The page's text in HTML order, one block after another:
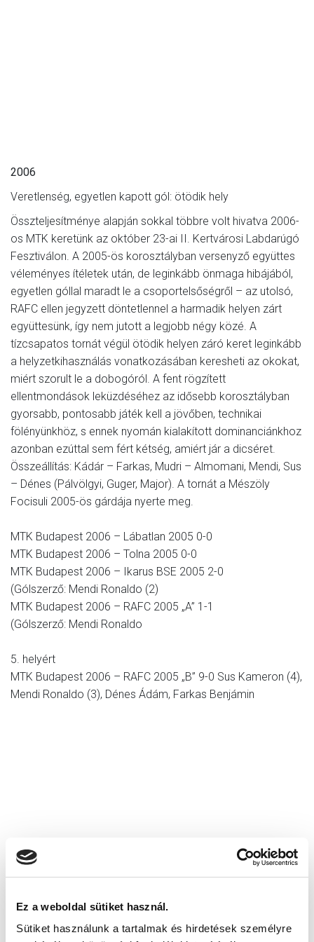
Ez a weboldal sütiket használ.
Sütiket használunk a tartalmak és hirdetések személyre
2006
Veretlenség, egyetlen kapott gól: ötödik hely
Összteljesítménye alapján sokkal többre volt hivatva 2006-
os MTK keretünk az október 23-ai II. Kertvárosi Labdarúgó
Fesztiválon. A 2005-ös korosztályban versenyző együttes
véleményes ítéletek után, de leginkább önmaga hibájából,
egyetlen góllal maradt le a csoportelsőségről – az utolsó,
RAFC ellen jegyzett döntetlennel a harmadik helyen zárt
együttesünk, így nem jutott a legjobb négy közé. A
tízcsapatos tornát végül ötödik helyen záró keret leginkább
a helyzetkihasználás vonatkozásában keresheti az okokat,
miért szorult le a dobogóról. A fent rögzített
ellentmondások leküzdéséhez az idősebb korosztályban
gyorsabb, pontosabb játék kell a jövőben, technikai
fölényünkhöz, s ennek nyomán kialakított dominanciánkhoz
azonban ezúttal sem fért kétség, amiért jár a dicséret.
Összeállítás: Kádár – Farkas, Mudri – Almomani, Mendi, Sus
– Dénes (Pálvölgyi, Guger, Major). A tornát a Mészöly
Focisuli 2005-ös gárdája nyerte meg.
MTK Budapest 2006 – Lábatlan 2005 0-0
MTK Budapest 2006 – Tolna 2005 0-0
MTK Budapest 2006 – Ikarus BSE 2005 2-0
(Gólszerző: Mendi Ronaldo (2)
MTK Budapest 2006 – RAFC 2005 „A” 1-1
(Gólszerző: Mendi Ronaldo
5. helyért
MTK Budapest 2006 – RAFC 2005 „B” 9-0 Sus Kameron (4),
Mendi Ronaldo (3), Dénes Ádám, Farkas Benjámin
2005